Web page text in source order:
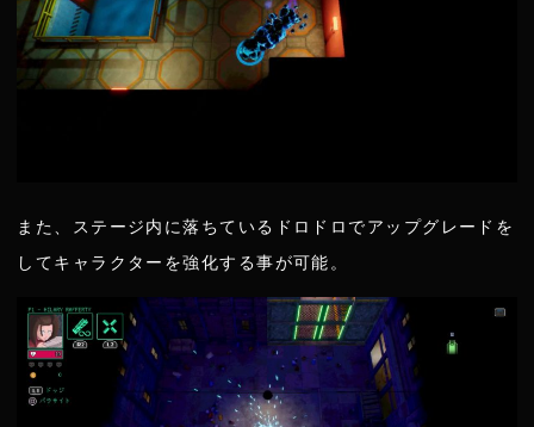
また、ステージ内に落ちているドロドロでアップグレードを
してキャラクターを強化する事が可能。